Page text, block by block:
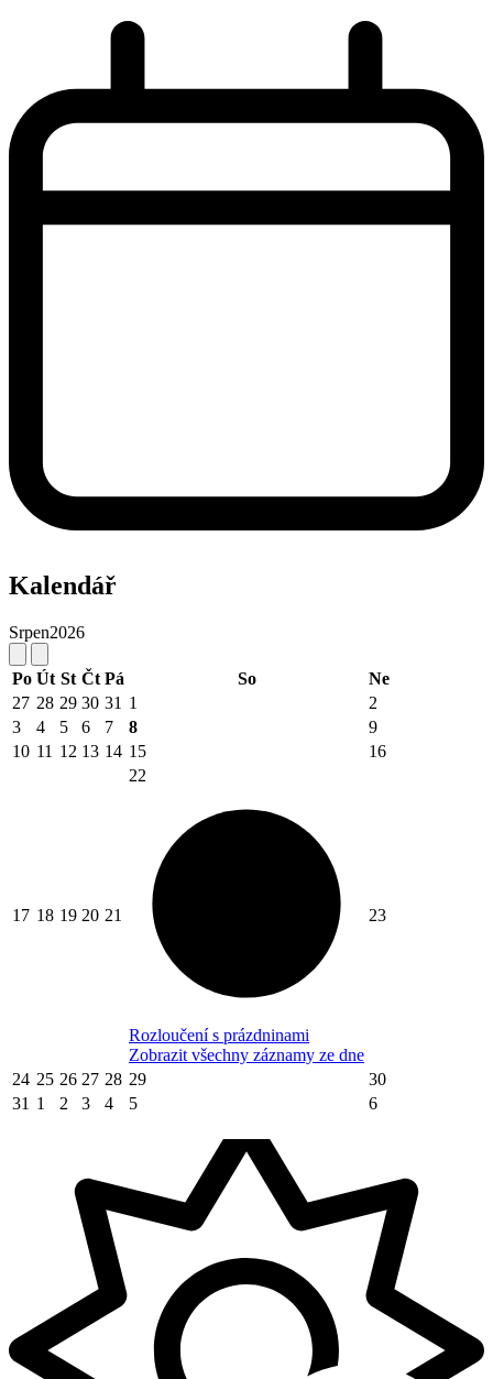
Kalendář
Srpen2026
Po Út St Čt Pá So
Ne
27 28 29 30 31 1
2
3
4 5 6 7 8
9
10 11 12 13 14 15 16
17 18 19 20 21
22
Rozloučení s prázdninami
Zobrazit všechny záznamy ze dne
23
24 25 26 27 28 29
30
31 1 2 3 4 5 6